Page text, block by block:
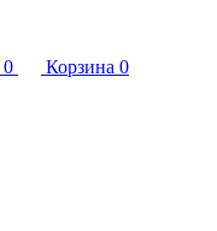
0 Корзина 0